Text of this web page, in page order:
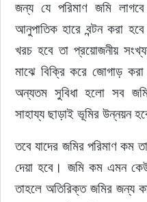
জন্য যে পরিমাণ জমি
আনুপাতিক হারে বন্টন করা
খরচ হবে তা প্রয়োজনীয়
মাঝে বিক্রি করে জোগাড়
অন্যতম সুবিধা হলো সব
সাহায্য ছাড়াই ভূমির উন্নয়ন
তবে যাদের জমির পরিমাণ কম
দেয়া হবে। জমি কম এমন
তাহলে অতিরিক্ত জমির জন্য